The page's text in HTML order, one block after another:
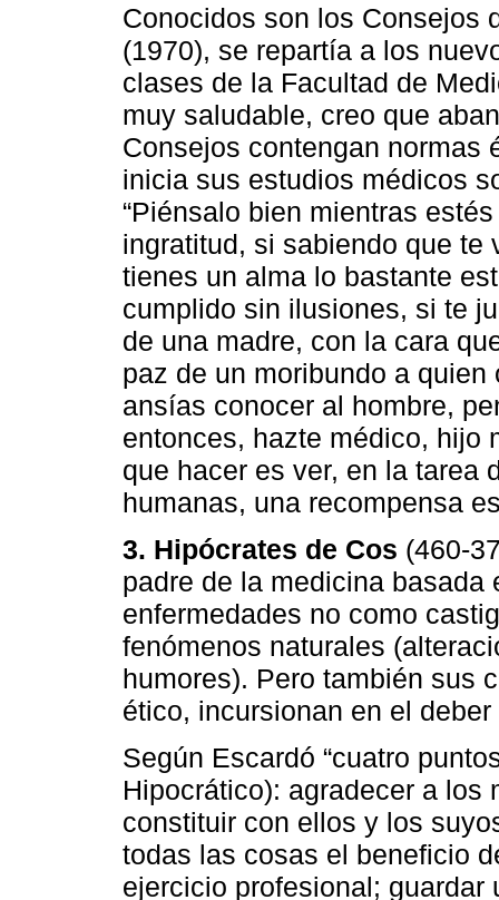
Conocidos son los Consejos
(1970), se repartía a los
clases de la Facultad de
muy saludable, creo que
Consejos contengan normas
inicia sus estudios médicos
“Piénsalo bien mientras
ingratitud, si sabiendo que te
tienes un alma lo bastante
cumplido sin ilusiones, si te
de una madre, con la cara
paz de un moribundo a
ansías conocer al hombre,
entonces, hazte médico, hijo
que hacer es ver, en la tarea
humanas, una recompensa
3. Hipócrates de Cos (460-
padre de la medicina basada
enfermedades no como
fenómenos naturales
humores). Pero también sus
ético, incursionan en el
Según Escardó “cuatro
Hipocrático): agradecer a los
constituir con ellos y los
todas las cosas el beneficio
ejercicio profesional;